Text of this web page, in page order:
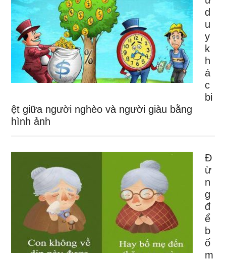
d
u
y
k
h
á
c
bi
ệt giữa người nghèo và người giàu bằng
hình ảnh
Đ
ừ
n
g
đ
ể
b
ố
m